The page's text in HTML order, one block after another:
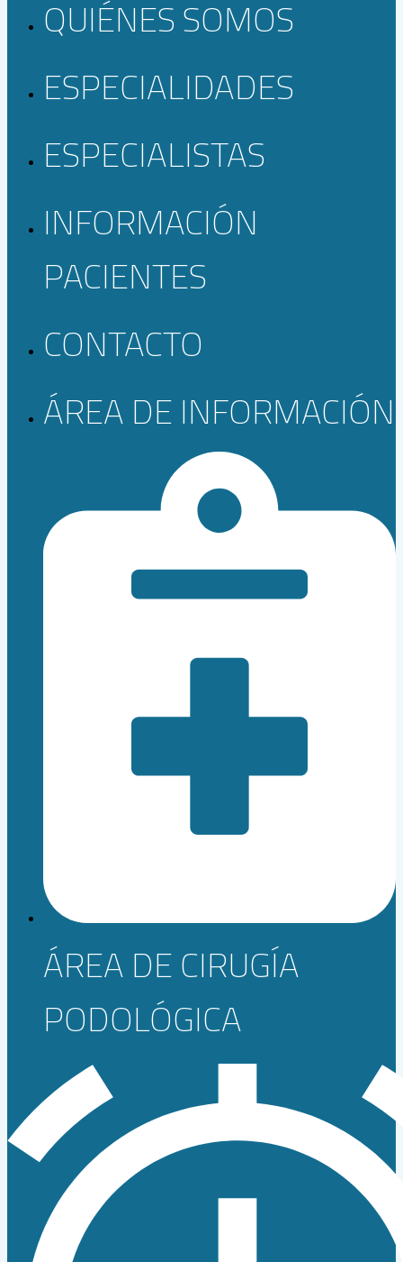
QUIÉNES SOMOS
ESPECIALIDADES
ESPECIALISTAS
INFORMACIÓN
PACIENTES
CONTACTO
ÁREA DE INFORMACIÓN
ÁREA DE CIRUGÍA
PODOLÓGICA